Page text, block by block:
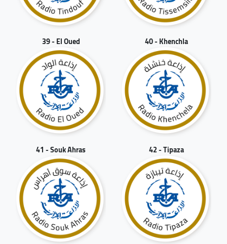
39 - El Oued 40 - Khenchla
41 - Souk Ahras 42 - Tipaza